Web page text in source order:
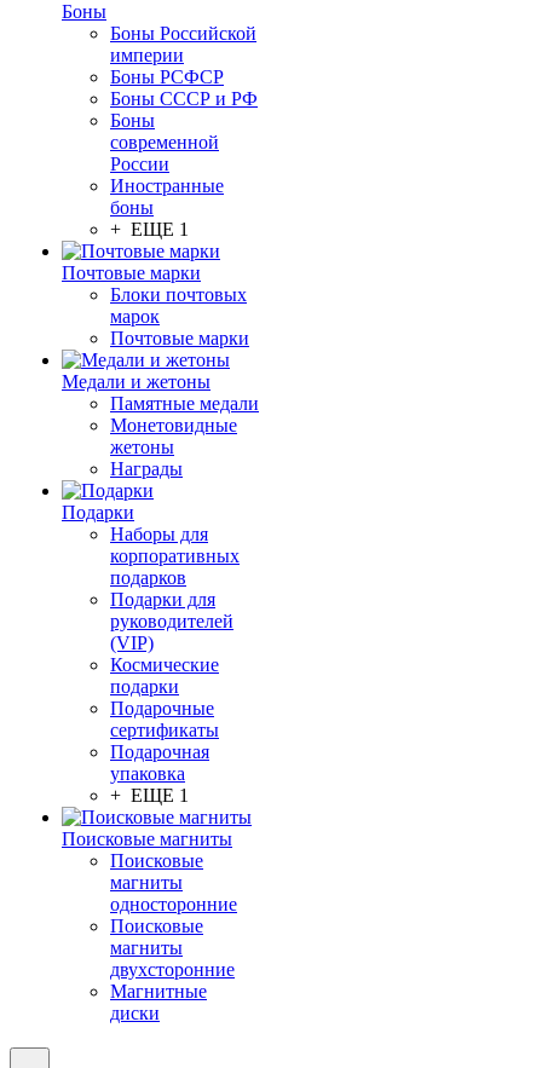
Боны
Боны Российской
империи
Боны РСФСР
Боны СССР и РФ
Боны
современной
России
Иностранные
боны
+ ЕЩЕ 1
Почтовые марки
Блоки почтовых
марок
Почтовые марки
Медали и жетоны
Памятные медали
Монетовидные
жетоны
Награды
Подарки
Наборы для
корпоративных
подарков
Подарки для
руководителей
(VIP)
Космические
подарки
Подарочные
сертификаты
Подарочная
упаковка
+ ЕЩЕ 1
Поисковые магниты
Поисковые
магниты
односторонние
Поисковые
магниты
двухсторонние
Магнитные
диски